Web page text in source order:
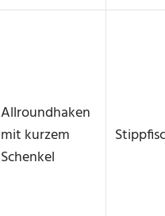
Allroundhaken
mit kurzem
Schenkel